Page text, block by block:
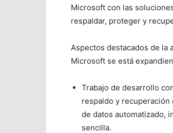
Microsoft con las
respaldar, proteger y
Aspectos destacados de la
Microsoft se está
Trabajo de desarrollo
respaldo y recuperación
de datos automatizado,
sencilla.